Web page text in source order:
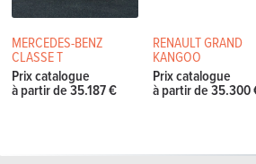
MERCEDES-BENZ
CLASSE T
Prix catalogue
à partir de 35.187 €
RENAULT GRAND
KANGOO
Prix catalogue
à partir de 35.300